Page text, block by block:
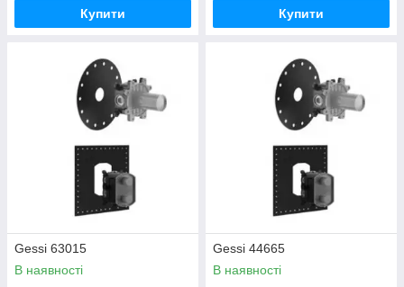
Купити Купити
Gessi 63015
В наявності
Gessi 44665
В наявності